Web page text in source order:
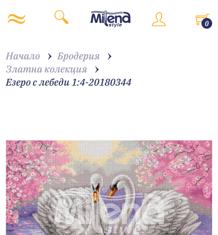
0
Начало
Бродерия
Златна колекция
Езеро с лебеди 1:4-20180344